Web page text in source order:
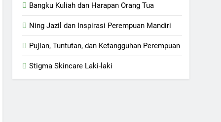
Bangku Kuliah dan Harapan Orang Tua
Ning Jazil dan Inspirasi Perempuan Mandiri
Pujian, Tuntutan, dan Ketangguhan Perempuan
Stigma Skincare Laki-laki